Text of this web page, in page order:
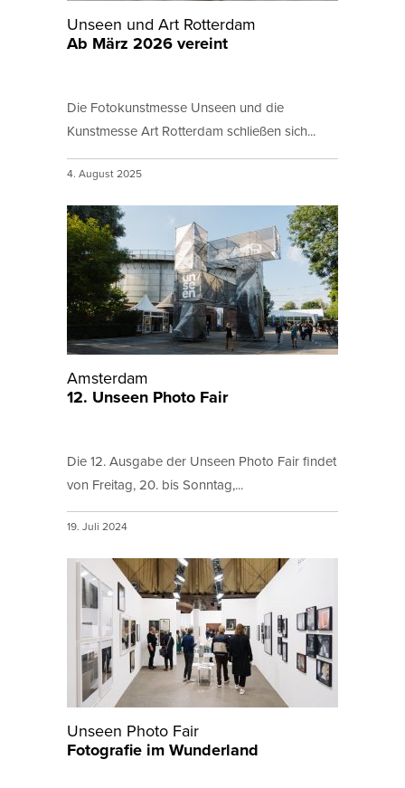
Unseen und Art Rotterdam
Ab März 2026 vereint
Die Fotokunstmesse Unseen und die
Kunstmesse Art Rotterdam schließen sich...
4. August 2025
Amsterdam
12. Unseen Photo Fair
Die 12. Ausgabe der Unseen Photo Fair findet
von Freitag, 20. bis Sonntag,...
19. Juli 2024
Unseen Photo Fair
Fotografie im Wunderland